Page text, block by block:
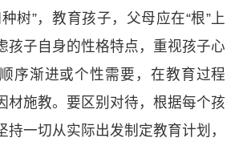
树”，教育孩子，父母应在“根”上
孩子自身的性格特点，重视孩子心
序渐进或个性需要，在教育过程
材施教。要区别对待，根据每个孩
持一切从实际出发制定教育计划，